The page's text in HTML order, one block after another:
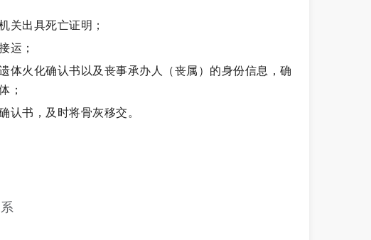
关出具死亡证明；
运；
体火化确认书以及丧事承办人（丧属）的身份信息，确
；
认书，及时将骨灰移交。